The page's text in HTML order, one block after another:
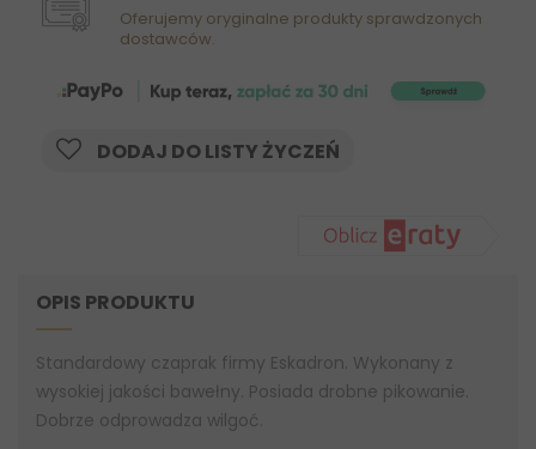
Oferujemy oryginalne produkty sprawdzonych
dostawców.
DODAJ DO LISTY ŻYCZEŃ
OPIS PRODUKTU
Standardowy czaprak firmy Eskadron. Wykonany z
wysokiej jakości bawełny. Posiada drobne pikowanie.
Dobrze odprowadza wilgoć.